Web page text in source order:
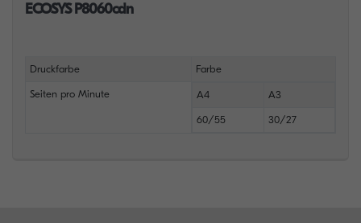
ECOSYS P8060cdn
Druckfarbe Farbe
Seiten pro Minute A4 A3
60/55 30/27